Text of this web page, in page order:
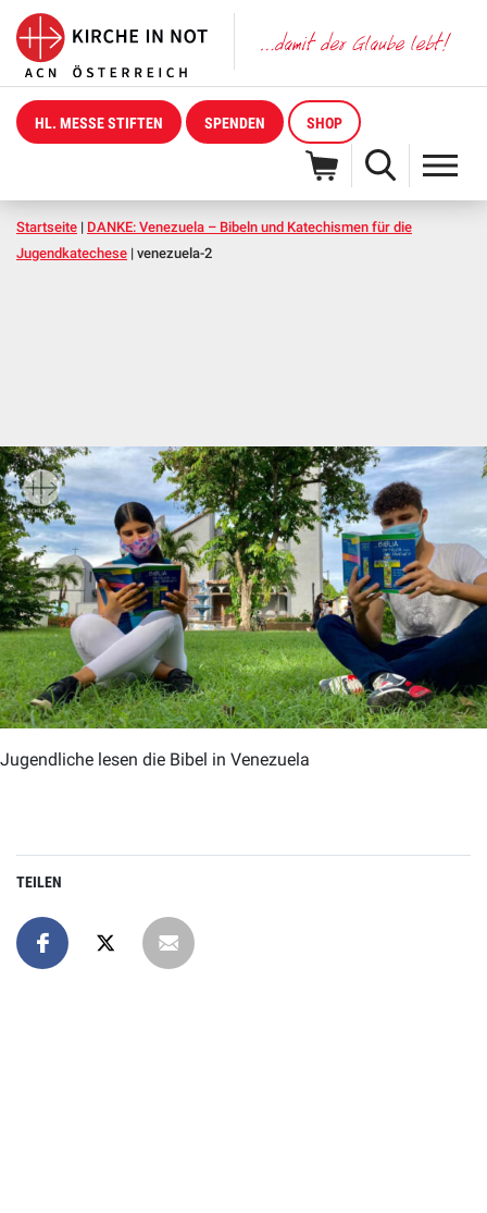
HL. MESSE STIFTEN SPENDEN SHOP
Startseite | DANKE: Venezuela – Bibeln und Katechismen für die
Jugendkatechese | venezuela-2
Jugendliche lesen die Bibel in Venezuela
TEILEN